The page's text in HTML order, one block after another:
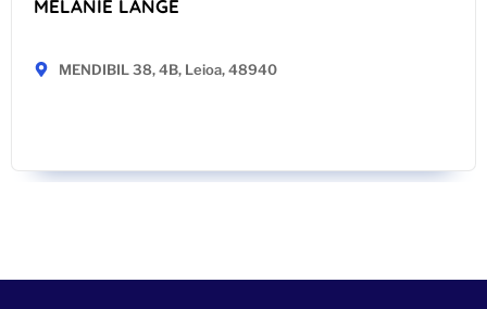
MELANIE LANGE
MENDIBIL 38, 4B, Leioa, 48940